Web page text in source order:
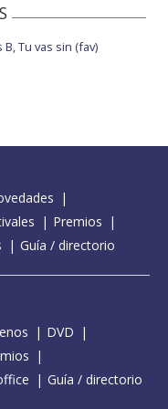
B, Tu vas sin (fav)
Premios
Guía / directorio
DVD
Guía / directorio